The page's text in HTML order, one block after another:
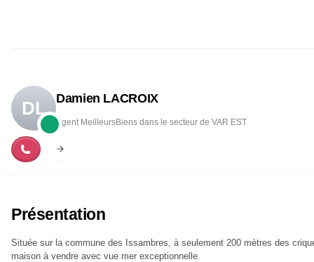
DL Damien LACROIX
Agent MeilleursBiens dans le secteur de VAR EST
Présentation
Située sur la commune des Issambres, à seulement 200 mètres des
maison à vendre avec vue mer exceptionnelle.